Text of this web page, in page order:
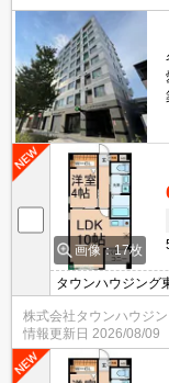
画像：17枚
タウンハウジング
詳細などお気軽に
株式会社タウンハウジ
情報更新日 2026/08/09